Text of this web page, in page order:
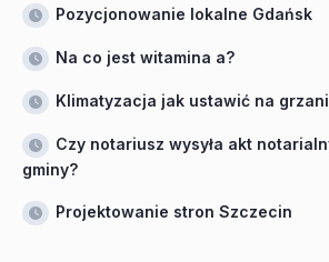
Pozycjonowanie lokalne Gdańsk
Na co jest witamina a?
Klimatyzacja jak ustawić na
Czy notariusz wysyła akt
gminy?
Projektowanie stron Szczecin